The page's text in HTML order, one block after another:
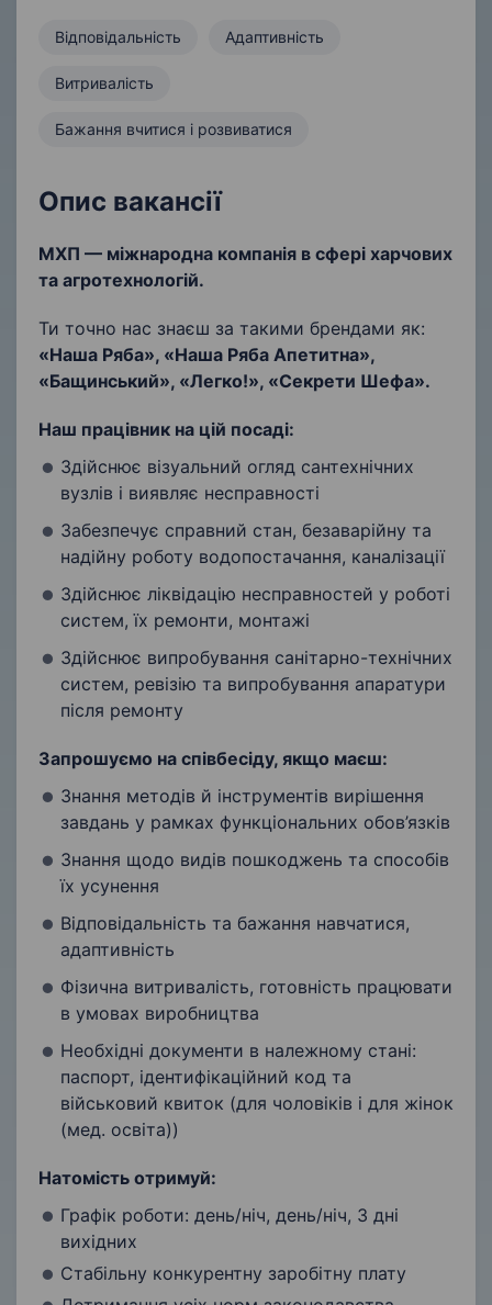
Відповідальність Адаптивність
Витривалість
Бажання вчитися і розвиватися
Опис вакансії
МХП — міжнародна компанія в сфері харчових
та агротехнологій.
Ти точно нас знаєш за такими брендами як:
«Наша Ряба», «Наша Ряба Апетитна»,
«Бащинський», «Легко!», «Секрети Шефа».
Наш працівник на цій посаді:
Здійснює візуальний огляд сантехнічних
вузлів і виявляє несправності
Забезпечує справний стан, безаварійну та
надійну роботу водопостачання, каналізації
Здійснює ліквідацію несправностей у роботі
систем, їх ремонти, монтажі
Здійснює випробування санітарно-технічних
систем, ревізію та випробування апаратури
після ремонту
Запрошуємо на співбесіду, якщо маєш:
Знання методів й інструментів вирішення
завдань у рамках функціональних обов’язків
Знання щодо видів пошкоджень та способів
їх усунення
Відповідальність та бажання навчатися,
адаптивність
Фізична витривалість, готовність працювати
в умовах виробництва
Необхідні документи в належному стані:
паспорт, ідентифікаційний код та
військовий квиток (для чоловіків і для жінок
(мед. освіта))
Натомість отримуй:
Графік роботи: день/ніч, день/ніч, 3 дні
вихідних
Стабільну конкурентну заробітну плату